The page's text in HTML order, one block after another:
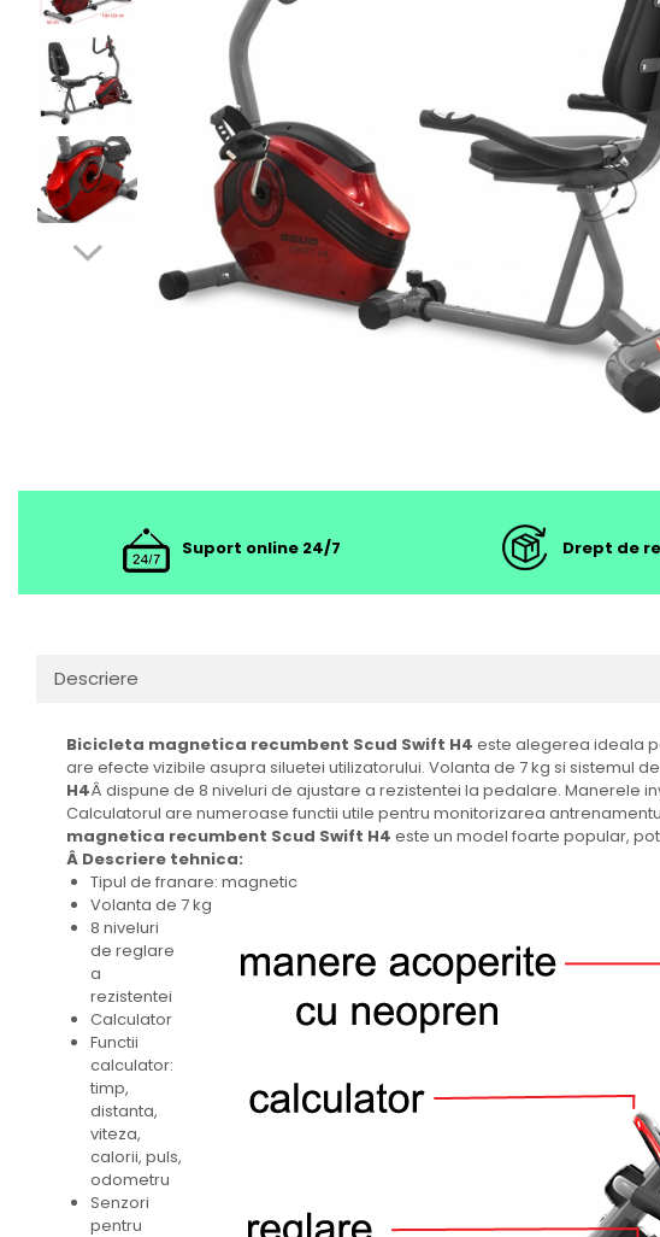
Suport online 24/7 Drept de
Descriere
Bicicleta magnetica recumbent Scud Swift H4 este alegerea ideala
are efecte vizibile asupra siluetei utilizatorului. Volanta de 7 kg si sistemul
H4Â dispune de 8 niveluri de ajustare a rezistentei la pedalare. Manerele
Calculatorul are numeroase functii utile pentru monitorizarea
magnetica recumbent Scud Swift H4 este un model foarte popular,
Â Descriere tehnica:
Tipul de franare: magnetic
Volanta de 7 kg
8 niveluri
de reglare
a
rezistentei
Calculator
Functii
calculator:
timp,
distanta,
viteza,
calorii, puls,
odometru
Senzori
pentru